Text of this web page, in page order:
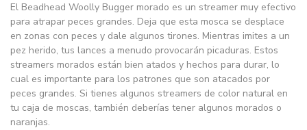
El Beadhead Woolly Bugger morado es un streamer muy efectivo
para atrapar peces grandes. Deja que esta mosca se desplace
en zonas con peces y dale algunos tirones. Mientras imites a un
pez herido, tus lances a menudo provocarán picaduras. Estos
streamers morados están bien atados y hechos para durar, lo
cual es importante para los patrones que son atacados por
peces grandes. Si tienes algunos streamers de color natural en
tu caja de moscas, también deberías tener algunos morados o
naranjas.